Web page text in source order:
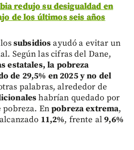
redujo su desigualdad en
de los últimos seis años
subsidiosayudó a evitar un
Según las cifras del Dane,
estatales, la pobreza
de 29,5% en 2025 y no del
palabras, alrededor de
habrían quedado por
pobreza. Enpobreza extrema,
11,2%, frente al9,6%